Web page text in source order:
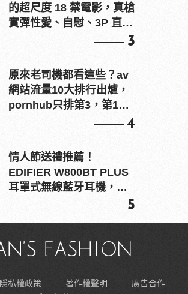
的超尺度 18 禁電影，真槍
實彈性愛、自慰、3P 直接
3
原來老司機都看這些？av
網站流量10大排行出爐，
pornhub只排第3，第1名
4
情人節送禮推薦！
EDIFIER W800BT PLUS
耳罩式無線藍牙耳機，在
5
隱私權政策 著作權聲明
廣告合作